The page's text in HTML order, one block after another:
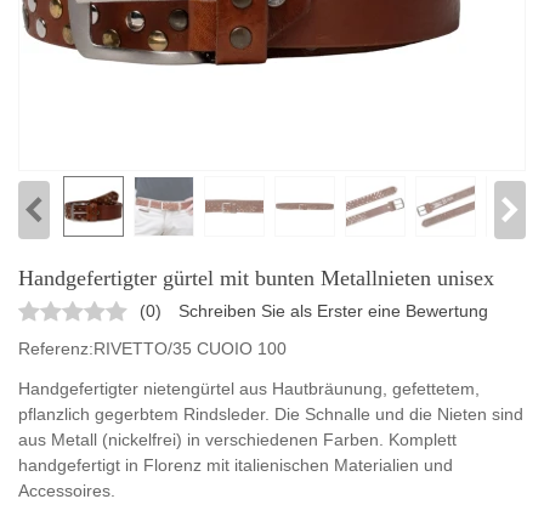
Handgefertigter gürtel mit bunten Metallnieten unisex
(0)
Schreiben Sie als Erster eine Bewertung
Referenz:RIVETTO/35 CUOIO 100
Handgefertigter nietengürtel aus Hautbräunung, gefettetem,
pflanzlich gegerbtem Rindsleder. Die Schnalle und die Nieten sind
aus Metall (nickelfrei) in verschiedenen Farben. Komplett
handgefertigt in Florenz mit italienischen Materialien und
Accessoires.